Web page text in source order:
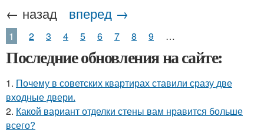
← назад вперед →
1 2 3 4 5 6 7 8 9 …
Последние обновления на сайте:
1. Почему в советских квартирах ставили сразу две
входные двери.
2. Какой вариант отделки стены вам нравится больше
всего?